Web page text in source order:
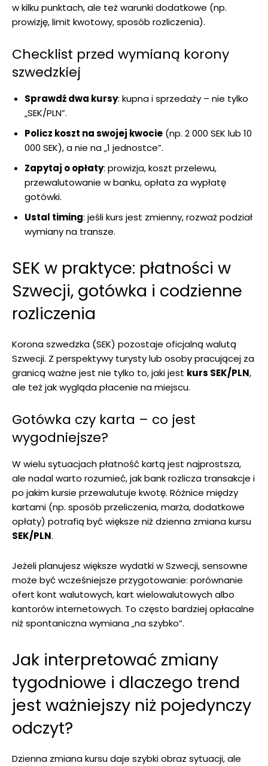
w kilku punktach, ale też warunki dodatkowe (np.
prowizję, limit kwotowy, sposób rozliczenia).
Checklist przed wymianą korony
szwedzkiej
Sprawdź dwa kursy: kupna i sprzedaży – nie tylko
„SEK/PLN”.
Policz koszt na swojej kwocie (np. 2 000 SEK lub 10
000 SEK), a nie na „1 jednostce”.
Zapytaj o opłaty: prowizja, koszt przelewu,
przewalutowanie w banku, opłata za wypłatę
gotówki.
Ustal timing: jeśli kurs jest zmienny, rozważ podział
wymiany na transze.
SEK w praktyce: płatności w
Szwecji, gotówka i codzienne
rozliczenia
Korona szwedzka (SEK) pozostaje oficjalną walutą
Szwecji. Z perspektywy turysty lub osoby pracującej za
granicą ważne jest nie tylko to, jaki jest kurs SEK/PLN,
ale też jak wygląda płacenie na miejscu.
Gotówka czy karta – co jest
wygodniejsze?
W wielu sytuacjach płatność kartą jest najprostsza,
ale nadal warto rozumieć, jak bank rozlicza transakcje i
po jakim kursie przewalutuje kwotę. Różnice między
kartami (np. sposób przeliczenia, marża, dodatkowe
opłaty) potrafią być większe niż dzienna zmiana kursu
SEK/PLN.
Jeżeli planujesz większe wydatki w Szwecji, sensowne
może być wcześniejsze przygotowanie: porównanie
ofert kont walutowych, kart wielowalutowych albo
kantorów internetowych. To często bardziej opłacalne
niż spontaniczna wymiana „na szybko”.
Jak interpretować zmiany
tygodniowe i dlaczego trend
jest ważniejszy niż pojedynczy
odczyt?
Dzienna zmiana kursu daje szybki obraz sytuacji, ale